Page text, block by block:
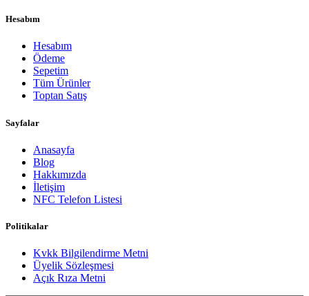
Hesabım
Hesabım
Ödeme
Sepetim
Tüm Ürünler
Toptan Satış
Sayfalar
Anasayfa
Blog
Hakkımızda
İletişim
NFC Telefon Listesi
Politikalar
Kvkk Bilgilendirme Metni
Üyelik Sözleşmesi
Açık Rıza Metni